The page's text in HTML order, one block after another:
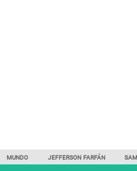
MUNDO JEFFERSON FARFÁN